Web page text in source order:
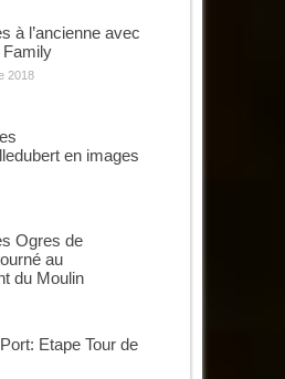
à l’ancienne avec
Family
2018
en images
Ogres de
au
du Moulin
Etape Tour de